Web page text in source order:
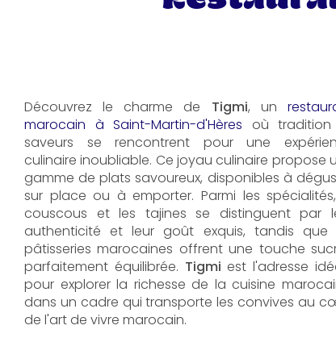
Découvrez le charme de Tigmi, un
marocain à Saint-Martin-d'Hères où
saveurs se rencontrent pour une
culinaire inoubliable. Ce joyau culinaire propose
gamme de plats savoureux, disponibles à
sur place ou à emporter. Parmi les
couscous et les tajines se distinguent par
authenticité et leur goût exquis, tandis que
pâtisseries marocaines offrent une touche
parfaitement équilibrée. Tigmi est l'adresse
pour explorer la richesse de la cuisine
dans un cadre qui transporte les convives au
de l'art de vivre marocain.